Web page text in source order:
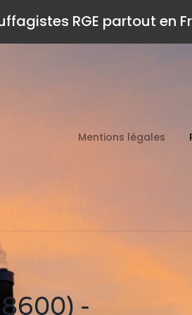
RGE partout en
Mentions légales